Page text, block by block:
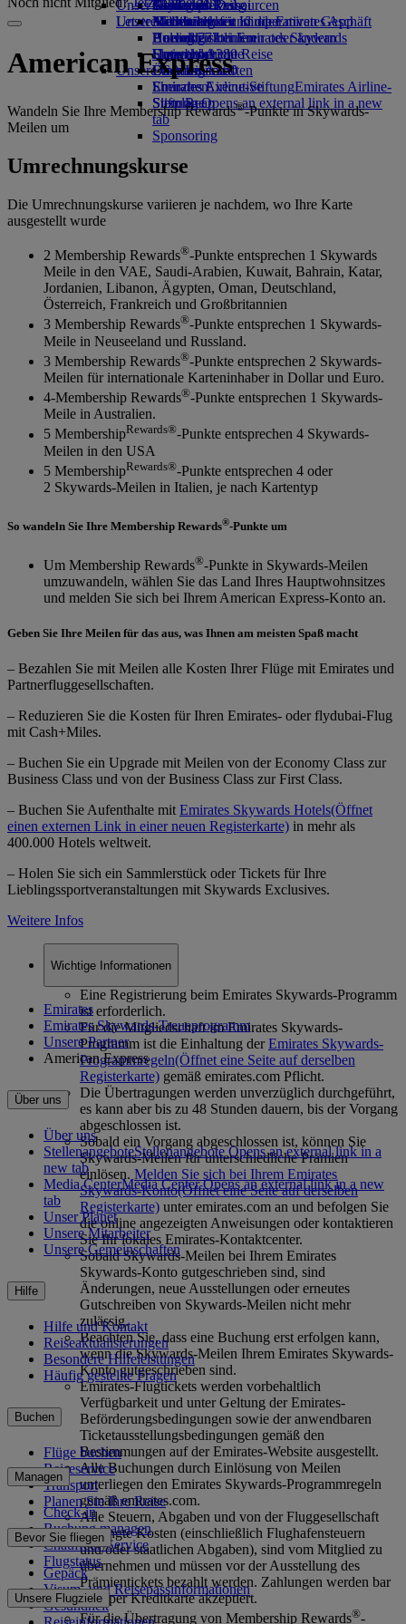
Getränke
Unsere Flotte
Boeing 777
Emirates A380
Emirates A350
Emirates Executive
Sitzpläne
Kinderspielzeug
Aktivitäten für Kinder
Unser Planet
Nachhaltigkeit im operativen Geschäft
Umweltrichtlinien
Umweltberichte
Unsere Gemeinschaften
Emirates Airline-StiftungEmirates Airline-
Stiftung Opens an external link in a new
tab
Sponsoring
Genf nach Dubai
Letzte Reiseziele
Helsinki
Hangzhou
Da Nang
Shenzhen
Siem Reap
Skywards Rail
Meilenrechner
Anmelden bei Emirates Skywards
Skywards+
Anfragen
Tools und Ressourcen
Mobiltelefon und die Emirates App
Buchung stornieren oder ändern
Unterbrochene Reise
Über Emirates
American Express
Wandeln Sie Ihre Membership Rewards®-Punkte in Skywards-
Meilen um
Umrechnungskurse
Die Umrechnungskurse variieren je nachdem, wo Ihre Karte
ausgestellt wurde
2 Membership Rewards®-Punkte entsprechen 1 Skywards
Meile in den VAE, Saudi-Arabien, Kuwait, Bahrain, Katar,
Jordanien, Libanon, Ägypten, Oman, Deutschland,
Österreich, Frankreich und Großbritannien
3 Membership Rewards®-Punkte entsprechen 1 Skywards-
Meile in Neuseeland und Russland.
3 Membership Rewards®-Punkte entsprechen 2 Skywards-
Meilen für internationale Karteninhaber in Dollar und Euro.
4-Membership Rewards®-Punkte entsprechen 1 Skywards-
Meile in Australien.
5 MembershipRewards®-Punkte entsprechen 4 Skywards-
Meilen in den USA
5 MembershipRewards®-Punkte entsprechen 4 oder
2 Skywards-Meilen in Italien, je nach Kartentyp
So wandeln Sie Ihre Membership Rewards®-Punkte um
Um Membership Rewards®-Punkte in Skywards-Meilen
umzuwandeln, wählen Sie das Land Ihres Hauptwohnsitzes
und melden Sie sich bei Ihrem American Express-Konto an.
Geben Sie Ihre Meilen für das aus, was Ihnen am meisten Spaß macht
– Bezahlen Sie mit Meilen alle Kosten Ihrer Flüge mit Emirates und
Partnerfluggesellschaften.
– Reduzieren Sie die Kosten für Ihren Emirates- oder flydubai-Flug
mit Cash+Miles.
– Buchen Sie ein Upgrade mit Meilen von der Economy Class zur
Business Class und von der Business Class zur First Class.
– Buchen Sie Aufenthalte mitEmirates Skywards Hotels(Öffnet
einen externen Link in einer neuen Registerkarte) in mehr als
400.000 Hotels weltweit.
– Holen Sie sich ein Sammlerstück oder Tickets für Ihre
Lieblingssportveranstaltungen mit Skywards Exclusives.
Weitere Infos
Wichtige Informationen
Eine Registrierung beim Emirates Skywards-Programm
ist erforderlich.
Für die Mitgliedschaft im Emirates Skywards-
Programm ist die Einhaltung derEmirates Skywards-
Programmregeln(Öffnet eine Seite auf derselben
Registerkarte) gemäß emirates.com Pflicht.
Die Übertragungen werden unverzüglich durchgeführt,
es kann aber bis zu 48 Stunden dauern, bis der Vorgang
abgeschlossen ist.
Sobald ein Vorgang abgeschlossen ist, können Sie
Skywards-Meilen für unterschiedliche Prämien
einlösen. Melden Sie sich bei Ihrem Emirates
Skywards-Konto(Öffnet eine Seite auf derselben
Registerkarte) unter emirates.com an und befolgen Sie
die online angezeigten Anweisungen oder kontaktieren
Sie Ihr lokales Emirates-Kontaktcenter.
Sobald Skywards-Meilen bei Ihrem Emirates
Skywards-Konto gutgeschrieben sind, sind
Änderungen, neue Ausstellungen oder erneutes
Gutschreiben von Skywards-Meilen nicht mehr
zulässig.
Beachten Sie, dass eine Buchung erst erfolgen kann,
wenn die Skywards-Meilen Ihrem Emirates Skywards-
Konto gutgeschrieben sind.
Emirates-Flugtickets werden vorbehaltlich
Verfügbarkeit und unter Geltung der Emirates-
Beförderungsbedingungen sowie der anwendbaren
Ticketausstellungsbedingungen gemäß den
Bestimmungen auf der Emirates-Website ausgestellt.
Alle Buchungen durch Einlösung von Meilen
unterliegen den Emirates Skywards-Programmregeln
gemäß emirates.com.
Alle Steuern, Abgaben und von der Fluggesellschaft
verlangte Kosten (einschließlich Flughafensteuern
und/oder staatlichen Abgaben), sind vom Mitglied zu
übernehmen und müssen vor der Ausstellung des
Prämientickets bezahlt werden. Zahlungen werden bar
oder per Kreditkarte akzeptiert.
Für die Übertragung von Membership Rewards®-
Emirates
Emirates Skywards-Treueprogramm
Unsere Partner
American Express
Über uns
Über uns
StellenangeboteStellenangebote Opens an external link in a
new tab
Media CenterMedia Center Opens an external link in a new
tab
Unser Planet
Unsere Mitarbeiter
Unsere Gemeinschaften
Hilfe
Hilfe und Kontakt
Reiseaktualisierungen
Besondere Hilfeleistungen
Häufig gestellte Fragen
Buchen
Flüge buchen
Reiseservice
Transport
Planen Sie Ihre Reise
Managen
Check-in
Buchung managen
Chauffeur-Service
Flugstatus
Bevor Sie fliegen
Gepäck
Visum- und Reisepassinformationen
Gesundheit
Unsere Flugziele